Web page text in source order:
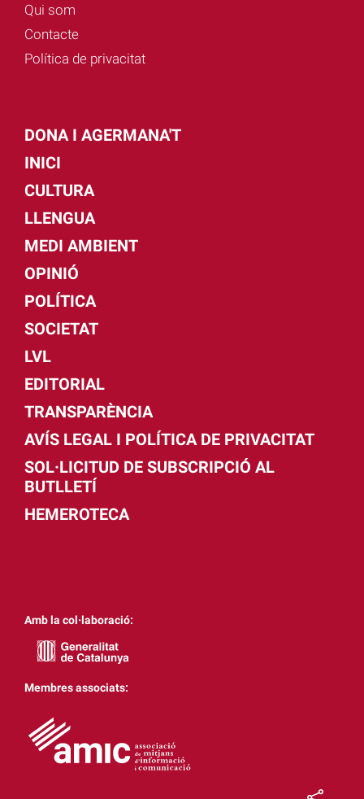
Qui som
Contacte
Política de privacitat
DONA I AGERMANA'T
INICI
CULTURA
LLENGUA
MEDI AMBIENT
OPINIÓ
POLÍTICA
SOCIETAT
LVL
EDITORIAL
TRANSPARÈNCIA
AVÍS LEGAL I POLÍTICA DE PRIVACITAT
SOL·LICITUD DE SUBSCRIPCIÓ AL
BUTLLETÍ
HEMEROTECA
Amb la col·laboració:
Membres associats: